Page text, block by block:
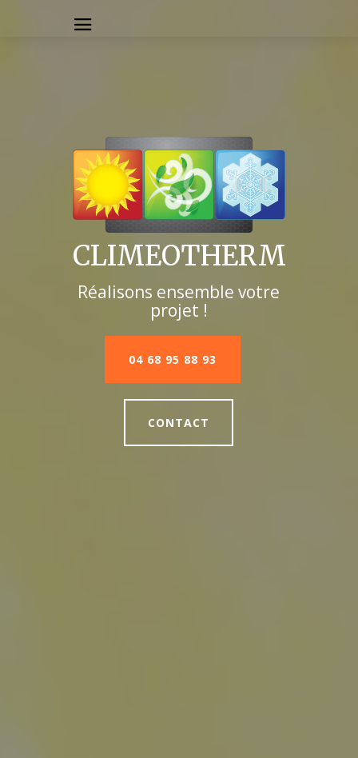
CLIMEOTHERM
Réalisons ensemble votre
projet !
04 68 95 88 93
CONTACT